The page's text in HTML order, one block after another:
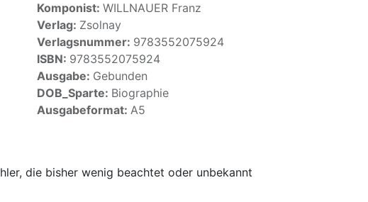
Komponist: WILLNAUER Franz
Verlag: Zsolnay
Verlagsnummer: 9783552075924
ISBN: 9783552075924
Ausgabe: Gebunden
DOB_Sparte: Biographie
Ausgabeformat: A5
die bisher wenig beachtet oder unbekannt